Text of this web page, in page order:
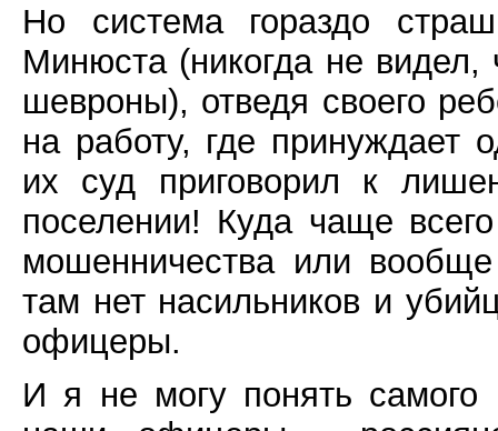
Но система гораздо
Минюста (никогда не
шевроны), отведя своего
на работу, где принуждает
их суд приговорил к
поселении! Куда чаще
мошенничества или
там нет насильников и
офицеры.
И я не могу понять самого